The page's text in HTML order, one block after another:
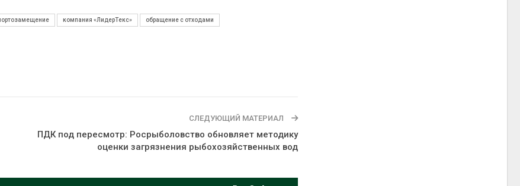
компания «ЛидерТекс» обращение с отходами
СЛЕДУЮЩИЙ МАТЕРИАЛ
ПДК под пересмотр: Росрыболовство обновляет методику
оценки загрязнения рыбохозяйственных вод